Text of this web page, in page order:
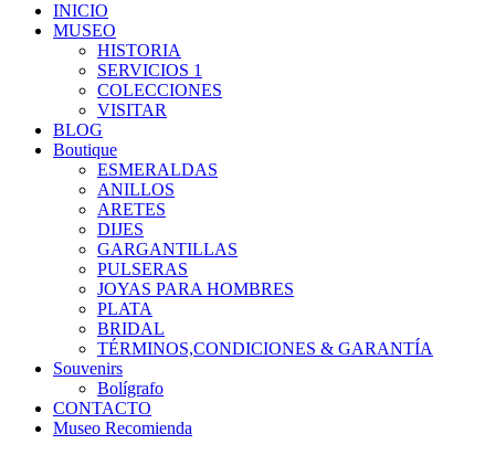
INICIO
MUSEO
HISTORIA
SERVICIOS 1
COLECCIONES
VISITAR
BLOG
Boutique
ESMERALDAS
ANILLOS
ARETES
DIJES
GARGANTILLAS
PULSERAS
JOYAS PARA HOMBRES
PLATA
BRIDAL
TÉRMINOS,CONDICIONES & GARANTÍA
Souvenirs
Bolígrafo
CONTACTO
Museo Recomienda